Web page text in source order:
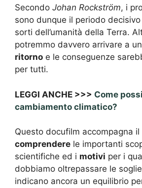
Secondo Johan Rockström, i
sono dunque il periodo
sorti dell’umanità della Terra.
potremmo davvero arrivare a un
ritorno e le conseguenze
per tutti.
LEGGI ANCHE >>> Come
cambiamento climatico?
Questo docufilm accompagna
comprendere le importanti
scientifiche ed i motivi per i
dobbiamo oltrepassare le
indicano ancora un equilibrio